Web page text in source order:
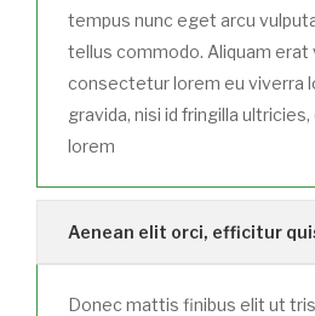
tempus nunc eget arcu
tellus commodo. Aliquam erat
consectetur lorem eu viverra
gravida, nisi id fringilla
lorem
Aenean elit orci, efficitur
Donec mattis finibus elit ut